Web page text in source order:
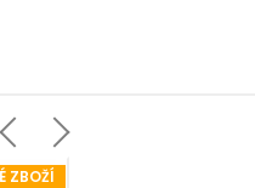
ZBOŽÍ